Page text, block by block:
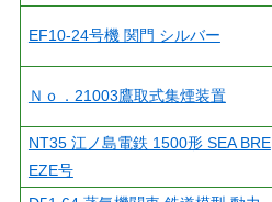
EF10-24号機 関門 シルバー
Ｎｏ．21003鷹取式集煙装置
NT35 江ノ島電鉄 1500形 SEA BRE
EZE号